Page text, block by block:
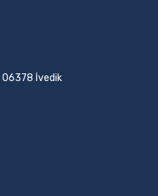
06378 İvedik